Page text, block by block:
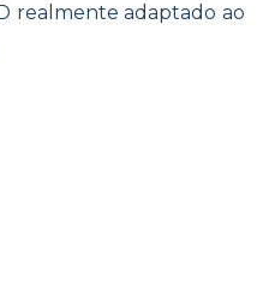
realmente adaptado ao